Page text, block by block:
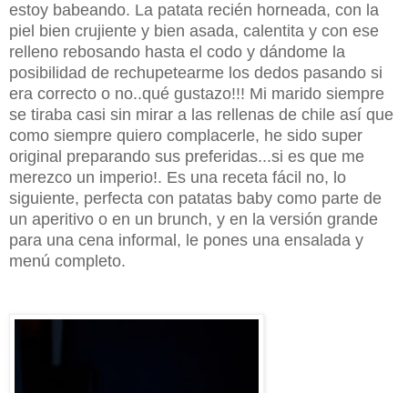
estoy babeando. La patata recién horneada, con la
piel bien crujiente y bien asada, calentita y con ese
relleno rebosando hasta el codo y dándome la
posibilidad de rechupetearme los dedos pasando si
era correcto o no..qué gustazo!!! Mi marido siempre
se tiraba casi sin mirar a las rellenas de chile así que
como siempre quiero complacerle, he sido super
original preparando sus preferidas...si es que me
merezco un imperio!. Es una receta fácil no, lo
siguiente, perfecta con patatas baby como parte de
un aperitivo o en un brunch, y en la versión grande
para una cena informal, le pones una ensalada y
menú completo.